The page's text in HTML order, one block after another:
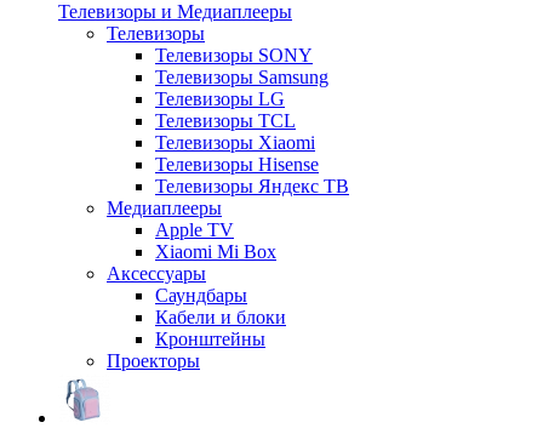
Телевизоры и Медиаплееры
Телевизоры
Телевизоры SONY
Телевизоры Samsung
Телевизоры LG
Телевизоры TCL
Телевизоры Xiaomi
Телевизоры Hisense
Телевизоры Яндекс ТВ
Медиаплееры
Apple TV
Xiaomi Mi Box
Аксессуары
Саундбары
Кабели и блоки
Кронштейны
Проекторы